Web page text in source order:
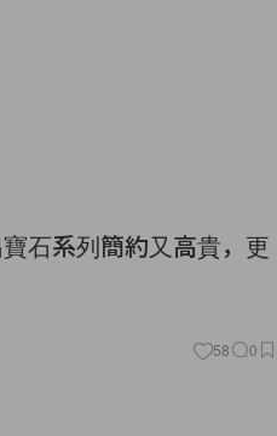
石系列簡約又高貴，更
58 0